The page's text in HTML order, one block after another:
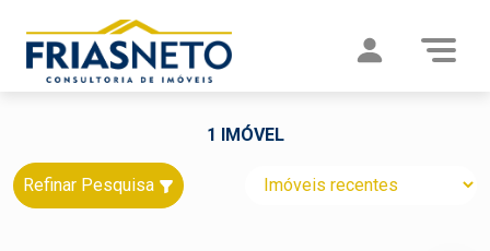
1 IMÓVEL
Refinar Pesquisa